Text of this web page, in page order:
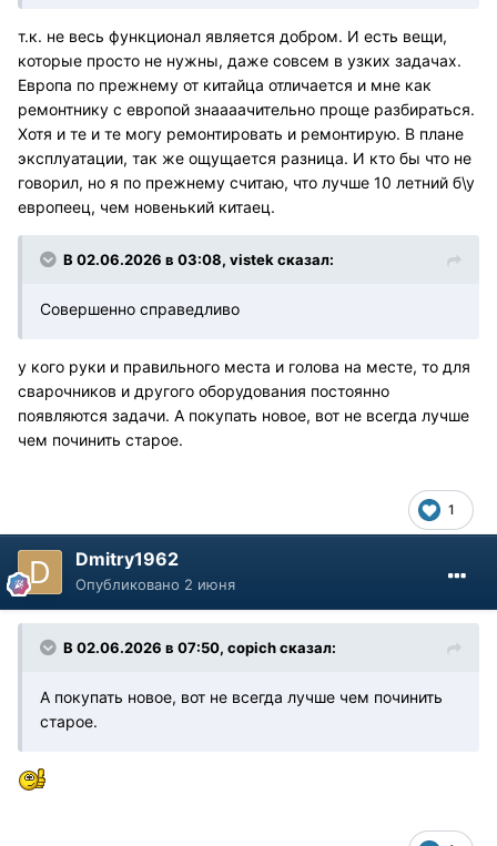
т.к. не весь функционал является добром. И есть вещи,
которые просто не нужны, даже совсем в узких задачах.
Европа по прежнему от китайца отличается и мне как
ремонтнику с европой знаааачительно проще разбираться.
Хотя и те и те могу ремонтировать и ремонтирую. В плане
эксплуатации, так же ощущается разница. И кто бы что не
говорил, но я по прежнему считаю, что лучше 10 летний б\у
европеец, чем новенький китаец.
В 02.06.2026 в 03:08, vistek сказал:
Совершенно справедливо
у кого руки и правильного места и голова на месте, то для
сварочников и другого оборудования постоянно
появляются задачи. А покупать новое, вот не всегда лучше
чем починить старое.
1
Dmitry1962
Опубликовано 2 июня
В 02.06.2026 в 07:50, copichсказал:
А покупать новое, вот не всегда лучше чем починить
старое.